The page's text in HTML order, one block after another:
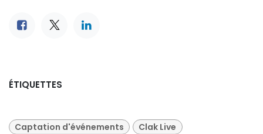
ÉTIQUETTES
Captation d'événements
Clak Live